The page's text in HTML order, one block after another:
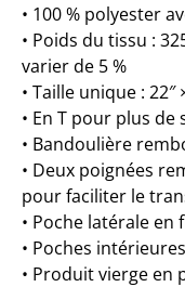
• 100 % polyester
• Poids du tissu :
varier de 5 %
• Taille unique : 22″
• En T pour plus de
• Bandoulière
• Deux poignées
pour faciliter le
• Poche latérale en
• Poches
• Produit vierge en